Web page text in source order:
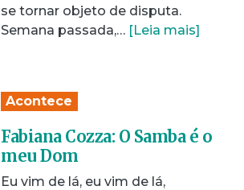
se tornar objeto de disputa.
Semana passada,… [Leia mais]
Acontece
Fabiana Cozza: O Samba é o
meu Dom
Eu vim de lá, eu vim de lá,